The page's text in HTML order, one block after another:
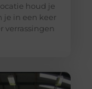
houd je
je in een keer
verrassingen